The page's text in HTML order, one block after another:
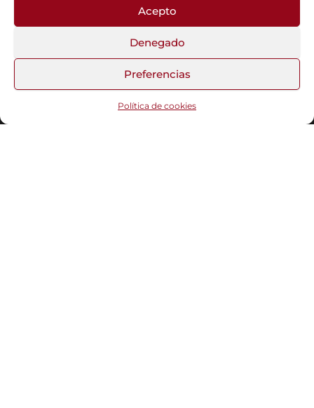
Acepto
Denegado
Preferencias
Política de cookies
Fotos del Blog
Funciona gracias aWordPress |Tema:Head Blog